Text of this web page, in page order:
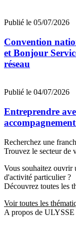
Publié le 05/07/2026
Convention
et Bonjour
réseau
Publié le 04/07/2026
Entreprendre
Recherchez une
Trouvez le secteur de
Vous souhaitez ouvrir
d'activité particulier ?
Découvrez toutes les
Voir toutes les
A propos de ULYSSE